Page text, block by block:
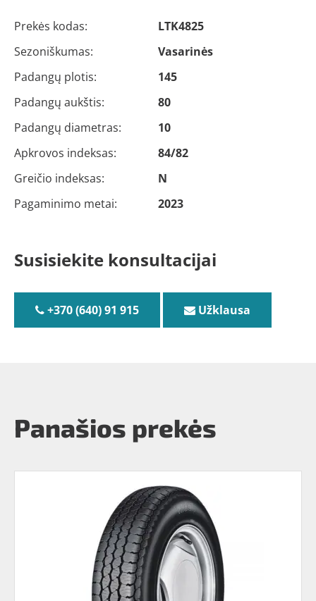
Prekės kodas:
LTK4825
Sezoniškumas:
Vasarinės
Padangų plotis:
145
Padangų aukštis:
80
Padangų diametras:
10
Apkrovos indeksas:
84/82
Greičio indeksas:
N
Pagaminimo metai:
2023
Susisiekite konsultacijai
+370 (640) 91 915 Užklausa
Panašios prekės